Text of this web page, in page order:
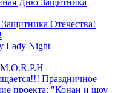
Дню Защитника
Отечества!
Lady Night
Праздничное
проекта: "Конан и шоу